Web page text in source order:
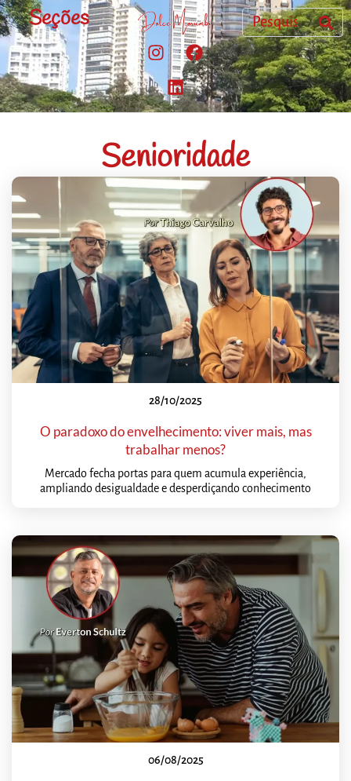
Seções
Senioridade
28/10/2025
O paradoxo do envelhecimento: viver mais, mas
trabalhar menos?
Mercado fecha portas para quem acumula experiência,
ampliando desigualdade e desperdiçando conhecimento
06/08/2025